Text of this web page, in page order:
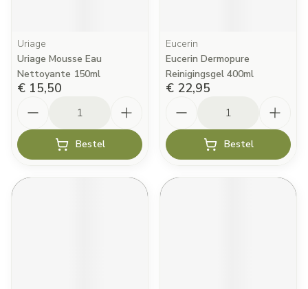
Uriage
Uriage Mousse Eau
Nettoyante 150ml
€ 15,50
Bestel
Eucerin
Eucerin Dermopure
Reinigingsgel 400ml
€ 22,95
Bestel